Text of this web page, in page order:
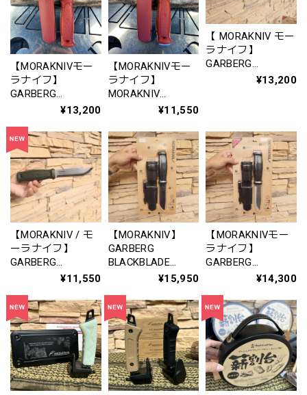
【MORAKNIVモー
ラナイフ】
GARBERG
BLACKBLADE
DALA RED EDITION
/ モーラナイフ ガ
ーバーグ ブラック
ブレード スタンダ
ード (C) ダーラレ
ッド エディション
¥13,200
【MORAKNIVモー
ラナイフ】
MORAKNIV
DALA RED EDITION
/ モーラナイフ ガ
ーバーグ スタンダ
ード (S) ダーラレ
ッド エディション
¥11,550
【 MORAKNIV モー
ラナイフ】
GARBERG
BLACKBLADE
ド スタンダード
(C) グリーン
¥13,200
【MORAKNIV / モ
ーラナイフ】
GARBERG
STANDARD (S)
グ スタンダード
(S) グリーン
¥11,550
【MORAKNIV】
GARBERG
BLACKBLADE
SURVIVAL KIT (C) /
バーグ ブラックブ
レード サバイバル
キット (C)
¥15,950
【MORAKNIVモー
ラナイフ】
GARBERG
SURVIVAL KIT (S) /
バーグ サバイバル
キット (S)
¥14,300